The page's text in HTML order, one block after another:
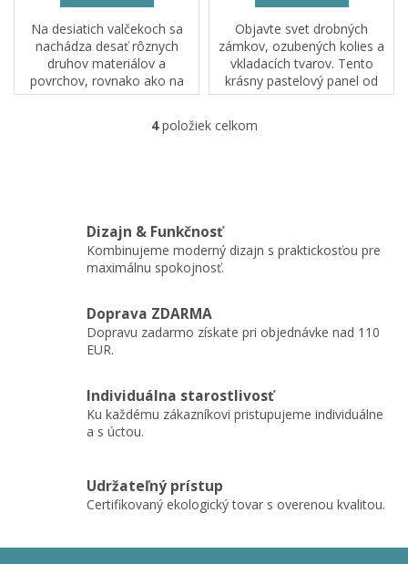
Na desiatich valčekoch sa
nachádza desať rôznych
druhov materiálov a
povrchov, rovnako ako na
drevenej podložke v tvare
rozpoznať hmatom
Objavte svet drobných
zámkov, ozubených kolies a
vkladacích tvarov. Tento
krásny pastelový panel od
značky Tooky Toy kombinuje
podporuje prirodzený
O
c
i
e
r
v
k
ý
p
4položiek celkom
Dizajn & Funkčnosť
Kombinujeme moderný dizajn s praktickosťou pre
maximálnu spokojnosť.
Doprava ZDARMA
Dopravu zadarmo získate pri objednávke nad 110
EUR.
Individuálna starostlivosť
Ku každému zákazníkovi pristupujeme individuálne
a s úctou.
Udržateľný prístup
Certifikovaný ekologický tovar s overenou kvalitou.